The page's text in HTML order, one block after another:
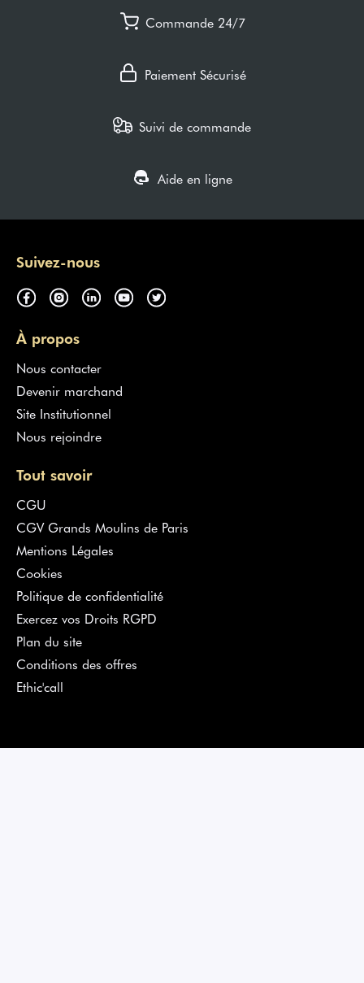
Commande 24/7
Paiement Sécurisé
Suivi de commande
Aide en ligne
Suivez-nous
À propos
Nous contacter
Devenir marchand
Site Institutionnel
Nous rejoindre
Tout savoir
CGU
CGV Grands Moulins de Paris
Mentions Légales
Cookies
Politique de confidentialité
Exercez vos Droits RGPD
Plan du site
Conditions des offres
Ethic'call